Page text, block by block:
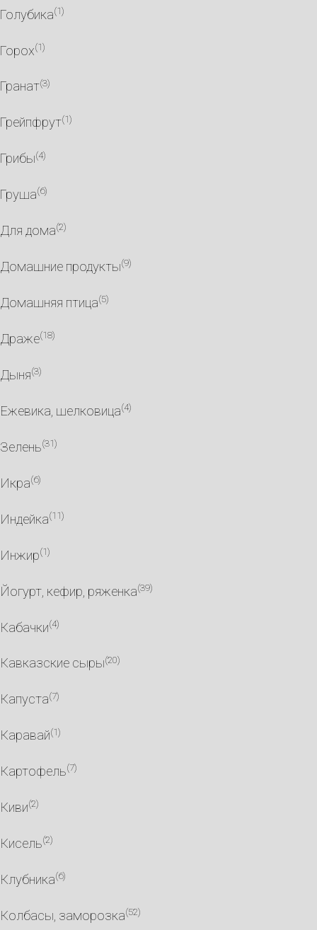
Голубика(1)
Горох(1)
Гранат(3)
Грейпфрут(1)
Грибы(4)
Груша(6)
Для дома(2)
Домашние продукты(9)
Домашняя птица(5)
Драже(18)
Дыня(3)
Ежевика, шелковица(4)
Зелень(31)
Икра(6)
Индейка(11)
Инжир(1)
Йогурт, кефир, ряженка(39)
Кабачки(4)
Кавказские сыры(20)
Капуста(7)
Каравай(1)
Картофель(7)
Киви(2)
Кисель(2)
Клубника(6)
Колбасы, заморозка(52)